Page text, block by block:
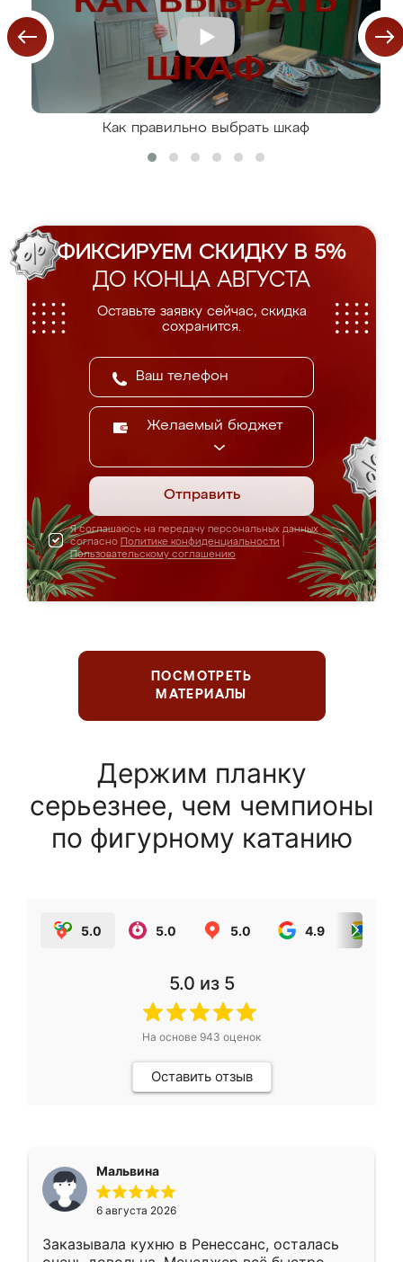
Как правильно выбрать шкаф
ФИКСИРУЕМ СКИДКУ В 5%
ДО КОНЦА АВГУСТА
Оставьте заявку сейчас, скидка
сохранится.
Желаемый бюджет
Отправить
Я соглашаюсь на передачу персональных данных
согласно Политике конфиденциальности
Пользовательскому соглашению
ПОСМОТРЕТЬ
МАТЕРИАЛЫ
Держим планку
серьезнее, чем чемпионы
по фигурному катанию
5.0 5.0 5.0 4.9
5.0 из 5
На основе 943 оценок
Оставить отзыв
Мальвина
6 августа 2026
Заказывала кухню в Ренессанс, осталась